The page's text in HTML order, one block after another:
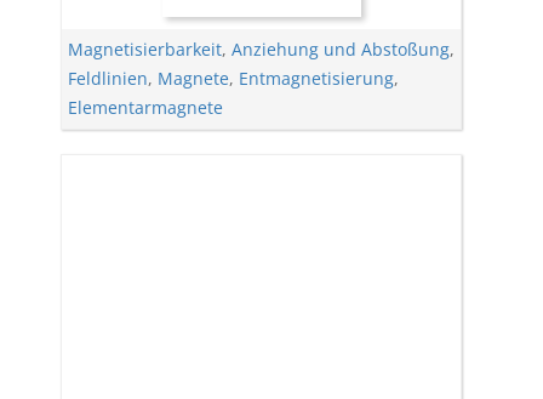
Magnetisierbarkeit, Anziehung und Abstoßung,
Feldlinien, Magnete, Entmagnetisierung,
Elementarmagnete